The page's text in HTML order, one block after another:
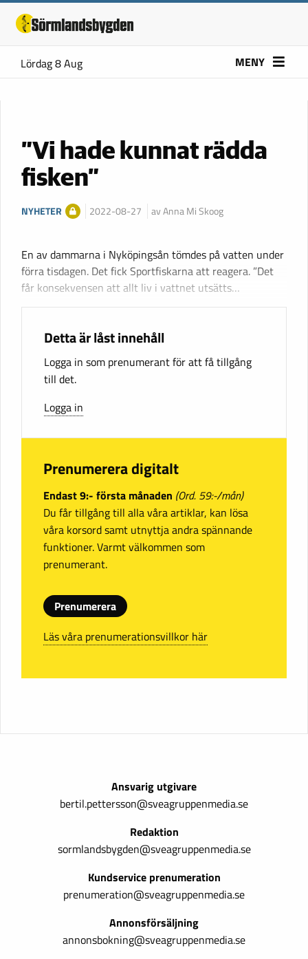
Lördag 8 Aug MENY
”Vi hade kunnat rädda
fisken”
NYHETER 2022-08-27 av Anna Mi Skoog
En av dammarna i Nyköpingsån tömdes på vatten under
förra tisdagen. Det fick Sportfiskarna att reagera. ”Det
får konsekvensen att allt liv i vattnet utsätts…
Detta är låst innehåll
Logga in som prenumerant för att få tillgång
till det.
Logga in
Prenumerera digitalt
Endast 9:- första månaden (Ord. 59:-/mån)
Du får tillgång till alla våra artiklar, kan lösa
våra korsord samt utnyttja andra spännande
funktioner. Varmt välkommen som
prenumerant.
Prenumerera
Läs våra prenumerationsvillkor här
Ansvarig utgivare
bertil.pettersson@sveagruppenmedia.se
Redaktion
sormlandsbygden@sveagruppenmedia.se
Kundservice prenumeration
prenumeration@sveagruppenmedia.se
Annonsförsäljning
annonsbokning@sveagruppenmedia.se